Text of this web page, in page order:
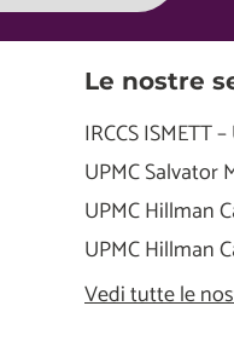
Le nostre
IRCCS ISMETT
UPMC
UPMC Hillman
UPMC Hillman
Vedi tutte le